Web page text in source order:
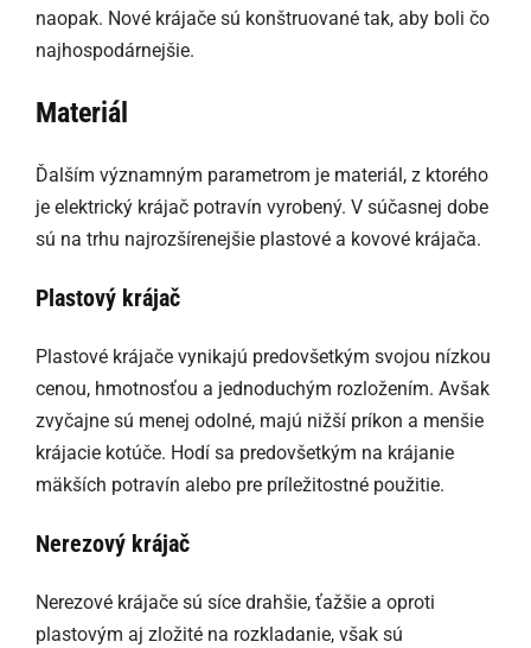
naopak. Nové krájače sú konštruované tak, aby boli čo
najhospodárnejšie.
Materiál
Ďalším významným parametrom je materiál, z ktorého
je elektrický krájač potravín vyrobený. V súčasnej dobe
sú na trhu najrozšírenejšie plastové a kovové krájača.
Plastový krájač
Plastové krájače vynikajú predovšetkým svojou nízkou
cenou, hmotnosťou a jednoduchým rozložením. Avšak
zvyčajne sú menej odolné, majú nižší príkon a menšie
krájacie kotúče. Hodí sa predovšetkým na krájanie
mäkších potravín alebo pre príležitostné použitie.
Nerezový krájač
Nerezové krájače sú síce drahšie, ťažšie a oproti
plastovým aj zložité na rozkladanie, však sú